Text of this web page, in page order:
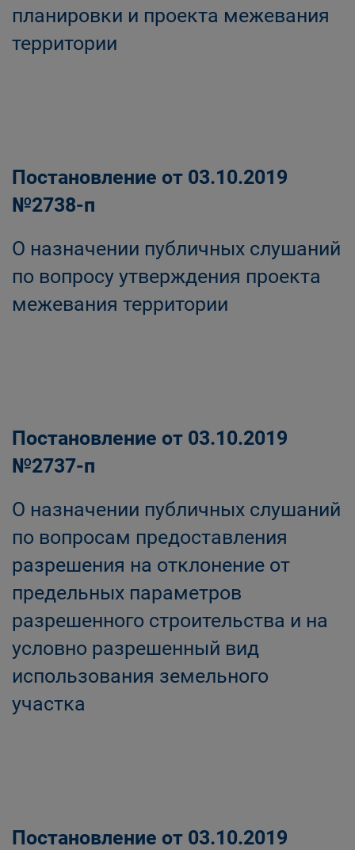
планировки и проекта межевания
территории
Постановление от 03.10.2019
№2738-п
О назначении публичных слушаний
по вопросу утверждения проекта
межевания территории
Постановление от 03.10.2019
№2737-п
О назначении публичных слушаний
по вопросам предоставления
разрешения на отклонение от
предельных параметров
разрешенного строительства и на
условно разрешенный вид
использования земельного
участка
Постановление от 03.10.2019